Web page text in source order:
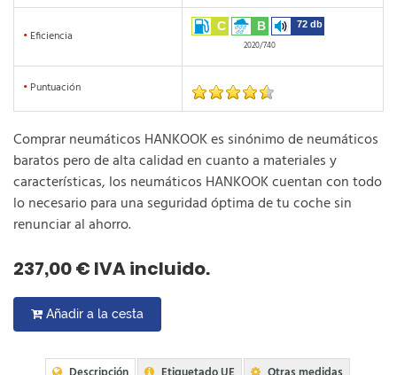
• Eficiencia
C B 72 db
2020/740
• Puntuación
Comprar neumáticos HANKOOK es sinónimo de neumáticos
baratos pero de alta calidad en cuanto a materiales y
características, los neumáticos HANKOOK cuentan con todo
lo necesario para una seguridad óptima de tu coche sin
renunciar al ahorro.
237,00 € IVA incluido.
Añadir a la cesta